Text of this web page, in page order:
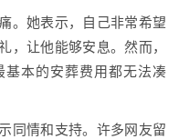
。她表示，自己非常希望
，让他能够安息。然而，
本的安葬费用都无法凑
同情和支持。许多网友留